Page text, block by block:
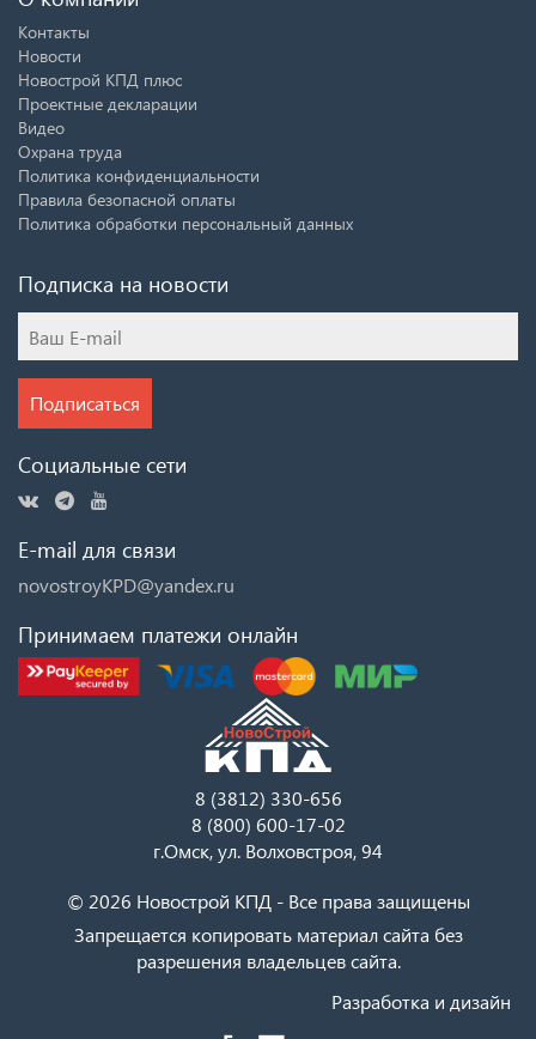
Контакты
Новости
Новострой КПД плюс
Проектные декларации
Видео
Охрана труда
Политика конфиденциальности
Правила безопасной оплаты
Политика обработки персональный данных
Подписка на новости
Подписаться
Социальные сети
E-mail для связи
novostroyKPD@yandex.ru
Принимаем платежи онлайн
8 (3812) 330-656
8 (800) 600-17-02
г.Омск, ул. Волховстроя, 94
© 2026 Новострой КПД - Все права защищены
Запрещается копировать материал сайта без
разрешения владельцев сайта.
Разработка и дизайн